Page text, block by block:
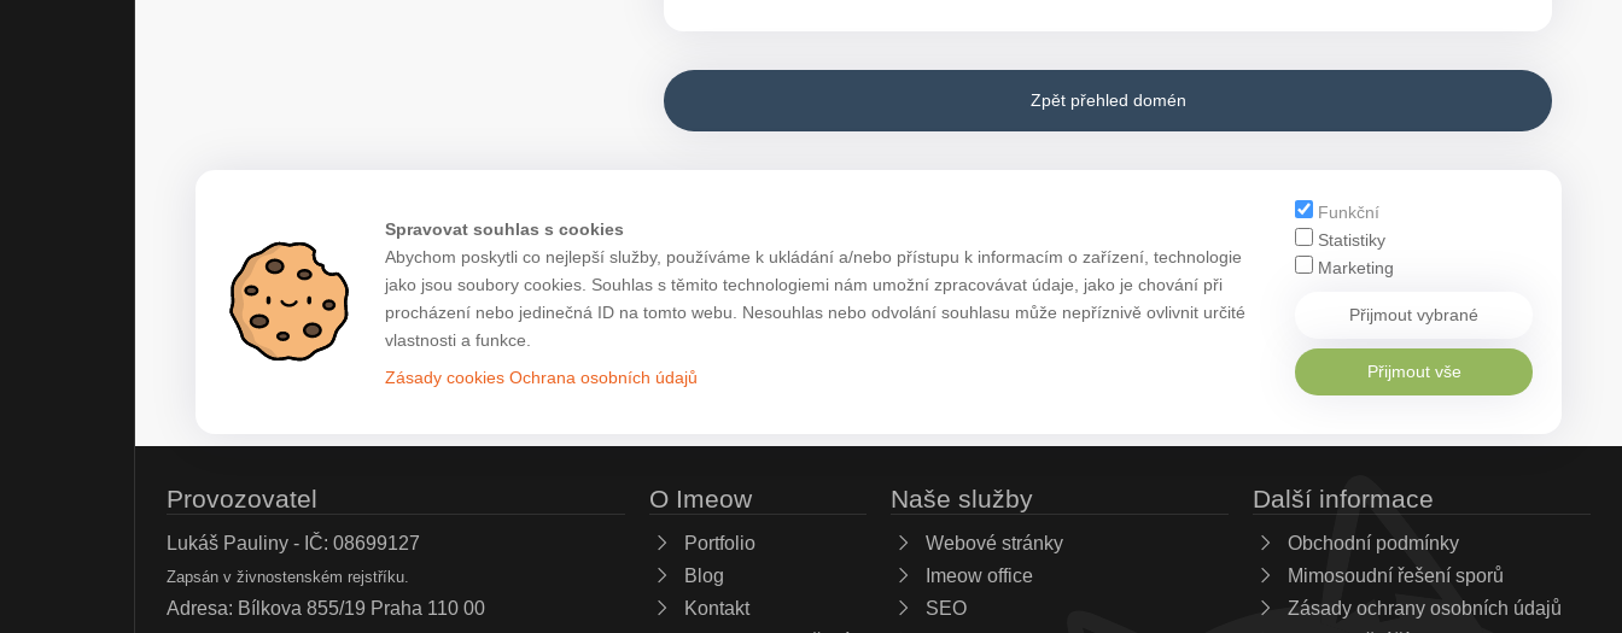
Zpět přehled domén
Spravovat souhlas s cookies
Abychom poskytli co nejlepší služby, používáme k ukládání a/nebo přístupu k informacím o zařízení, technologie
jako jsou soubory cookies. Souhlas s těmito technologiemi nám umožní zpracovávat údaje, jako je chování při
procházení nebo jedinečná ID na tomto webu. Nesouhlas nebo odvolání souhlasu může nepříznivě ovlivnit určité
vlastnosti a funkce.
Zásady cookies Ochrana osobních údajů
Funkční
Statistiky
Marketing
Přijmout vybrané
Přijmout vše
Provozovatel
Lukáš Pauliny - IČ: 08699127
Zapsán v živnostenském rejstříku.
Adresa: Bílkova 855/19 Praha 110 00
O Imeow
Portfolio
Blog
Kontakt
Naše služby
Webové stránky
Imeow office
SEO
Další informace
Obchodní podmínky
Mimosoudní řešení sporů
Zásady ochrany osobních údajů